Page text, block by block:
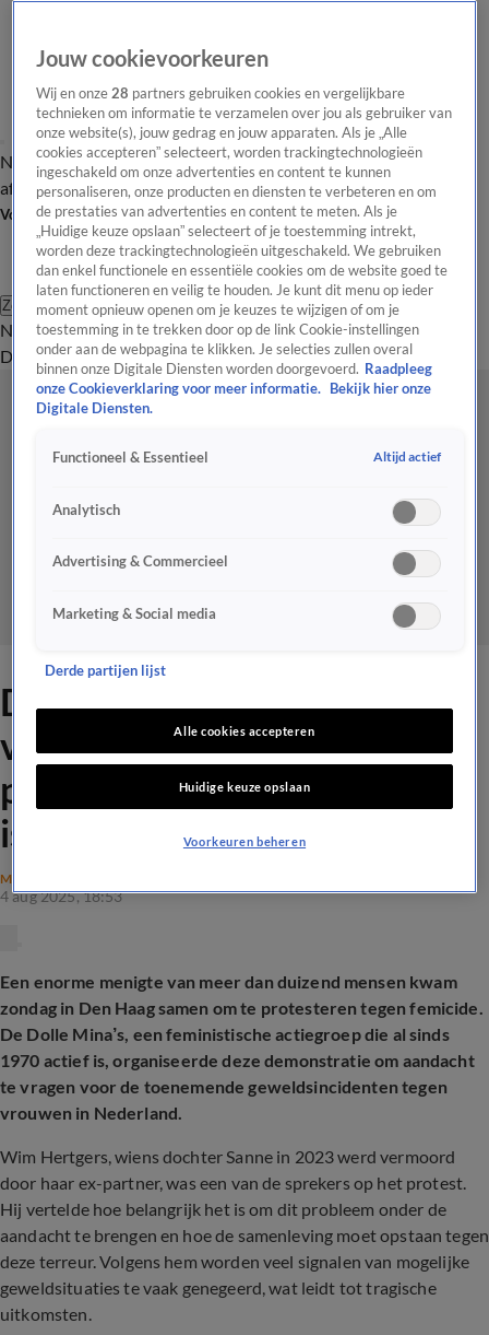
Nieuws van de DagOpinie van de Dag Onze categorieën Laatste
afleveringVideo's Nieuws van de Dag Podcast
Volg Nieuws van de Dag
Zoeken
Nieuws van de DagOpinie van de
Dag
Video'sUitzendingen PodcastPanelContact
Dochter van Wim werd
vermoord door haar ex-
partner: 'Ze kwam in een
isolement'
MAATSCHAPPIJ
4 aug 2025, 18:53
Een enorme menigte van meer dan duizend mensen kwam
zondag in Den Haag samen om te protesteren tegen femicide.
De Dolle Mina’s, een feministische actiegroep die al sinds
1970 actief is, organiseerde deze demonstratie om aandacht
te vragen voor de toenemende geweldsincidenten tegen
vrouwen in Nederland.
Wim Hertgers, wiens dochter Sanne in 2023 werd vermoord
door haar ex-partner, was een van de sprekers op het protest.
Hij vertelde hoe belangrijk het is om dit probleem onder de
aandacht te brengen en hoe de samenleving moet opstaan tegen
deze terreur. Volgens hem worden veel signalen van mogelijke
geweldsituaties te vaak genegeerd, wat leidt tot tragische
uitkomsten.
Jouw cookievoorkeuren
Wij en onze28 partners gebruiken cookies en vergelijkbare
technieken om informatie te verzamelen over jou als gebruiker van
onze website(s), jouw gedrag en jouw apparaten. Als je „Alle
cookies accepteren” selecteert, worden trackingtechnologieën
ingeschakeld om onze advertenties en content te kunnen
personaliseren, onze producten en diensten te verbeteren en om
de prestaties van advertenties en content te meten. Als je
„Huidige keuze opslaan” selecteert of je toestemming intrekt,
worden deze trackingtechnologieën uitgeschakeld. We gebruiken
dan enkel functionele en essentiële cookies om de website goed te
laten functioneren en veilig te houden. Je kunt dit menu op ieder
moment opnieuw openen om je keuzes te wijzigen of om je
toestemming in te trekken door op de link Cookie-instellingen
onder aan de webpagina te klikken. Je selecties zullen overal
binnen onze Digitale Diensten worden doorgevoerd. Raadpleeg
onze Cookieverklaring voor meer informatie.
Bekijk hier onze
Digitale Diensten.
Functioneel & Essentieel Altijd actief
Analytisch
Advertising & Commercieel
Marketing & Social media
Derde partijen lijst
Alle cookies accepteren
Huidige keuze opslaan
Voorkeuren beheren